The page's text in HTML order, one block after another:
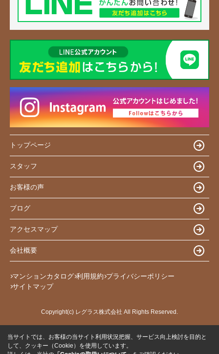
トップページ
スタッフ
お客様の声
ブログ
アクセスマップ
会社概要
マンションカタログ 利用規約 プライバシーポリシー
サイトマップ
Copyright(c) レグラス株式会社 All Rights Reserved.
当サイトでは、お客様の当サイト利用状況把握、サービス向上検討を目的と
して、クッキー（Cookie）を使用しています。